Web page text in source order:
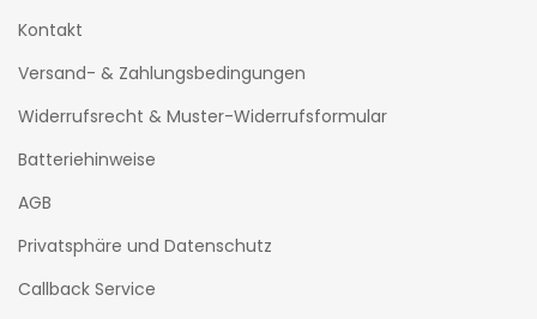
Kontakt
Versand- & Zahlungsbedingungen
Widerrufsrecht & Muster-Widerrufsformular
Batteriehinweise
AGB
Privatsphäre und Datenschutz
Callback Service